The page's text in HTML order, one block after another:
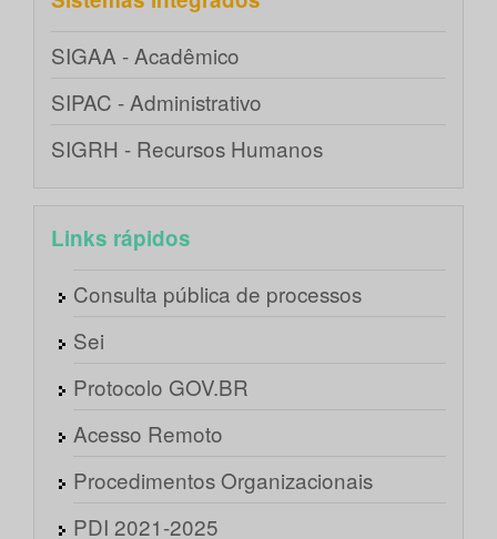
SIGAA - Acadêmico
SIPAC - Administrativo
SIGRH - Recursos Humanos
Links rápidos
Consulta pública de processos
Sei
Protocolo GOV.BR
Acesso Remoto
Procedimentos Organizacionais
PDI 2021-2025